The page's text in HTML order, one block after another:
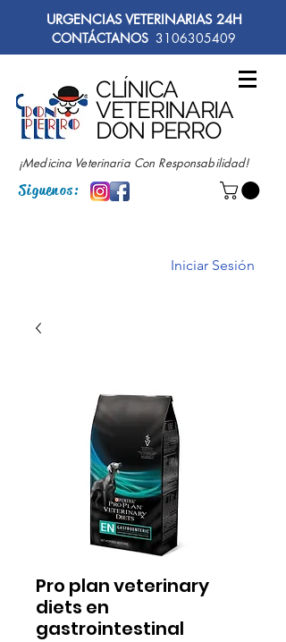
URGENCIAS VETERINARIAS 24H
CONTÁCTANOS 3106305409
CLÍNICA
VETERINARIA
DON PERRO
¡Medicina Veterinaria Con Responsabilidad!
Siguenos:
Iniciar Sesión
Pro plan veterinary
diets en
gastrointestinal